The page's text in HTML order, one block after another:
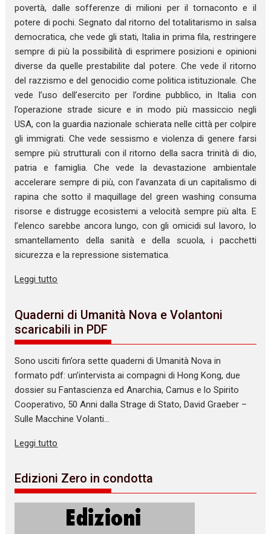
povertà, dalle sofferenze di milioni per il tornaconto e il
potere di pochi. Segnato dal ritorno del totalitarismo in salsa
democratica, che vede gli stati, Italia in prima fila, restringere
sempre di più la possibilità di esprimere posizioni e opinioni
diverse da quelle prestabilite dal potere. Che vede il ritorno
del razzismo e del genocidio come politica istituzionale. Che
vede l’uso dell’esercito per l’ordine pubblico, in Italia con
l’operazione strade sicure e in modo più massiccio negli
USA, con la guardia nazionale schierata nelle città per colpire
gli immigrati. Che vede sessismo e violenza di genere farsi
sempre più strutturali con il ritorno della sacra trinità di dio,
patria e famiglia. Che vede la devastazione ambientale
accelerare sempre di più, con l’avanzata di un capitalismo di
rapina che sotto il maquillage del green washing consuma
risorse e distrugge ecosistemi a velocità sempre più alta. E
l’elenco sarebbe ancora lungo, con gli omicidi sul lavoro, lo
smantellamento della sanità e della scuola, i pacchetti
sicurezza e la repressione sistematica.
Leggi tutto
Quaderni di Umanità Nova e Volantoni
scaricabili in PDF
Sono usciti fin’ora sette quaderni di Umanità Nova in
formato pdf: un’intervista ai compagni di Hong Kong, due
dossier su Fantascienza ed Anarchia, Camus e lo Spirito
Cooperativo, 50 Anni dalla Strage di Stato, David Graeber –
Sulle Macchine Volanti…
Leggi tutto
Edizioni Zero in condotta